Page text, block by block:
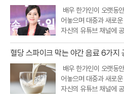
배우 한가인이 오랫동
어놓으며 대중과 새로
자신의 유튜브 채널에
혈당 스파이크 막는 야간 음료 6가지
배우 한가인이 오랫동
어놓으며 대중과 새로
자신의 유튜브 채널에